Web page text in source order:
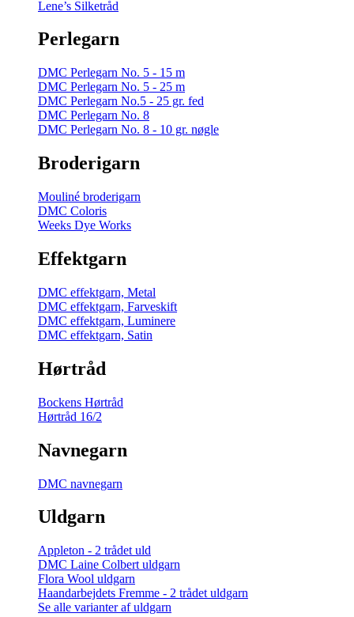
Lene’s Silketråd
Perlegarn
DMC Perlegarn No. 5 - 15 m
DMC Perlegarn No. 5 - 25 m
DMC Perlegarn No.5 - 25 gr. fed
DMC Perlegarn No. 8
DMC Perlegarn No. 8 - 10 gr. nøgle
Broderigarn
Mouliné broderigarn
DMC Coloris
Weeks Dye Works
Effektgarn
DMC effektgarn, Metal
DMC effektgarn, Farveskift
DMC effektgarn, Luminere
DMC effektgarn, Satin
Hørtråd
Bockens Hørtråd
Hørtråd 16/2
Navnegarn
DMC navnegarn
Uldgarn
Appleton - 2 trådet uld
DMC Laine Colbert uldgarn
Flora Wool uldgarn
Haandarbejdets Fremme - 2 trådet uldgarn
Se alle varianter af uldgarn